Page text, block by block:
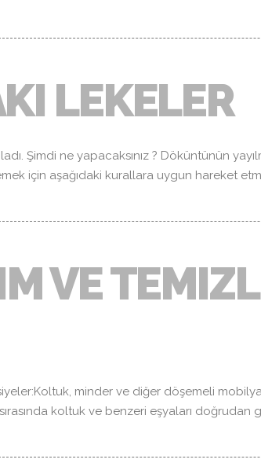
LEKELER
ne yapacaksınız ? Döküntünün
için aşağıdaki kurallara uygun hareket
VE
minder ve diğer döşemeli
koltuk ve benzeri eşyaları doğrudan